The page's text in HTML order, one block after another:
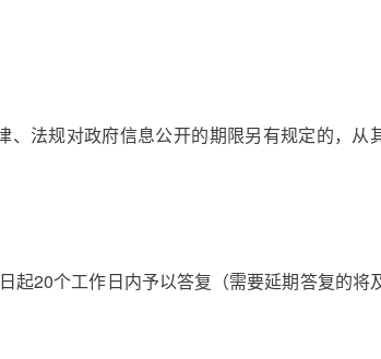
法规对政府信息公开的期限另有规定的，从
起20个工作日内予以答复（需要延期答复的将